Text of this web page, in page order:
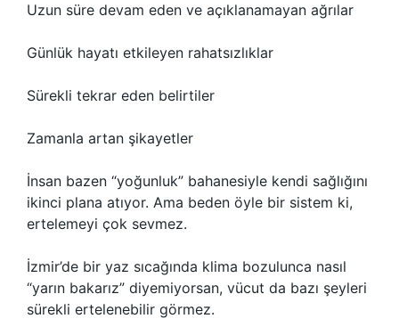
Uzun süre devam eden ve açıklanamayan ağrılar
Günlük hayatı etkileyen rahatsızlıklar
Sürekli tekrar eden belirtiler
Zamanla artan şikayetler
İnsan bazen “yoğunluk” bahanesiyle kendi sağlığını
ikinci plana atıyor. Ama beden öyle bir sistem ki,
ertelemeyi çok sevmez.
İzmir’de bir yaz sıcağında klima bozulunca nasıl
“yarın bakarız” diyemiyorsan, vücut da bazı şeyleri
sürekli ertelenebilir görmez.